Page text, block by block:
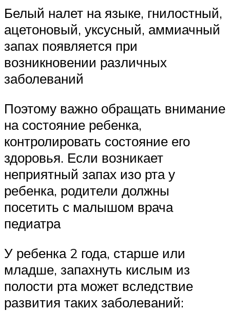
Белый налет на языке, гнилостный,
ацетоновый, уксусный, аммиачный
запах появляется при
возникновении различных
заболеваний
Поэтому важно обращать внимание
на состояние ребенка,
контролировать состояние его
здоровья. Если возникает
неприятный запах изо рта у
ребенка, родители должны
посетить с малышом врача
педиатра
У ребенка 2 года, старше или
младше, запахнуть кислым из
полости рта может вследствие
развития таких заболеваний: